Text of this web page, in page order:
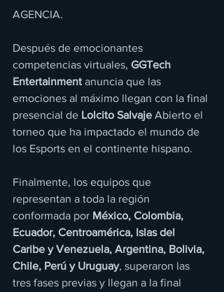
AGENCIA.
Después de emocionantes
competencias virtuales, GGTech
Entertainment anuncia que las
emociones al máximo llegan con la final
presencial de Lolcito Salvaje Abierto el
torneo que ha impactado el mundo de
los Esports en el continente hispano.
Finalmente, los equipos que
representan a toda la región
conformada por México, Colombia,
Ecuador, Centroamérica, Islas del
Caribe y Venezuela, Argentina, Bolivia,
Chile, Perú y Uruguay, superaron las
tres fases previas y llegan a la final